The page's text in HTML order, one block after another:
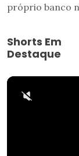
próprio banco
Shorts Em
Destaque